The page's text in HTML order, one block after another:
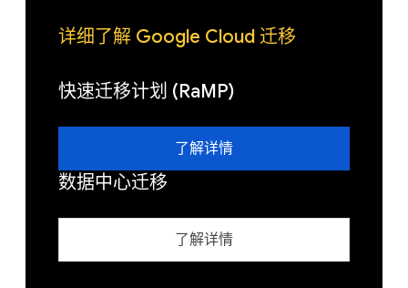
详细了解 Google Cloud 迁移
快速迁移计划 (RaMP)
了解详情
数据中心迁移
了解详情